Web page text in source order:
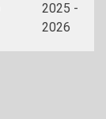
2025 -
2026